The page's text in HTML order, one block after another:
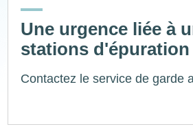
Une urgence liée à
stations d'épuration
Contactez le service de garde